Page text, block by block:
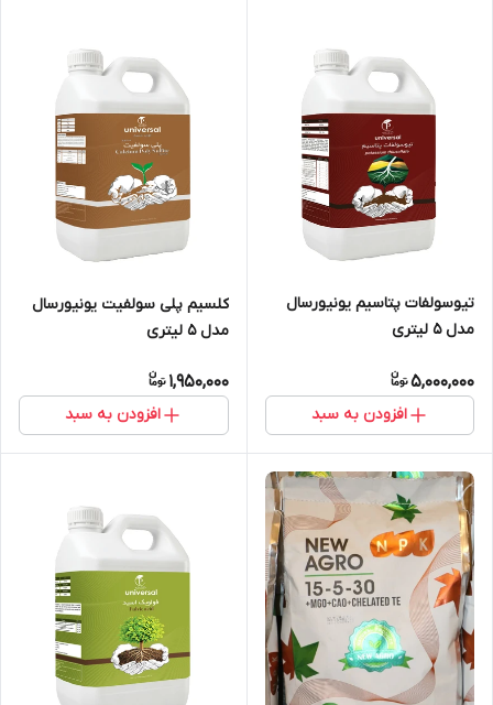
تیوسولفات پتاسیم یونیورسال
مدل 5 لیتری
5,000,000
افزودن به سبد
کلسیم پلی سولفیت یونیورسال
مدل 5 لیتری
1,950,000
افزودن به سبد